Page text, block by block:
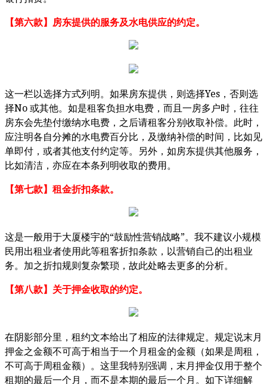
【第六款】房东提供的服务及水电供应的约定。
这一栏以选择方式列明。如果房东提供，则选择Yes ，否则选
择No 或其他。如是租客负担水电费，而且一房多户时，往往
房东会先垫付缴纳水电费，之后请租客分别收取补偿。此时，
应注明各自分摊的水电费百分比，及缴纳补偿的时间，比如见
单即付，或者其他支付约定等。另外，如房东提供其他服务，
比如清洁，亦应在本条列明收取的费用。
【第七款】租金折扣条款。
这是一般用于大厦楼宇的“鼓励性营销战略”。我不建议小规模
民用出租业者使用此等租客折扣条款，以营销自己的出租业
务。加之折扣规则复杂繁琐，故此处略去更多的分析。
【第八款】关于押金收取的约定。
在阴影部分里，租约文本给出了相应的法律规定。 规定说末月
押金之金额不可高于相当于一个月租金的金额（如果是周租，
不可高于周租金额）。 这里我特别强调，末月押金仅用于整个
租期的最后一个月，而不是本期的最后一个月。 如下详细解